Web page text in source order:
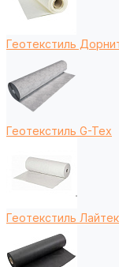
Геотекстиль
Геотекстиль G-Tex
Геотекстиль